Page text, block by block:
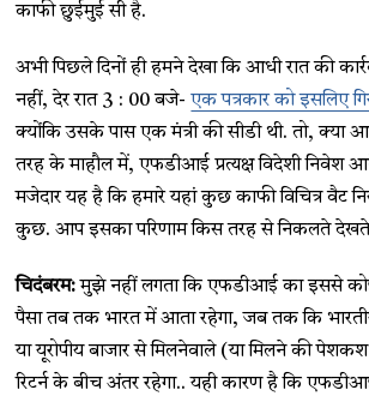
काफी छुईमुई सी है.
अभी पिछले दिनों ही हमने देखा कि आधी रात की
नहीं, देर रात 3 : 00 बजे-एक पत्रकार को इसलिए
क्योंकि उसके पास एक मंत्री की सीडी थी. तो, क्या
तरह के माहौल में, एफडीआई प्रत्यक्ष विदेशी निवेश
मजेदार यह है कि हमारे यहां कुछ काफी विचित्र वैट
कुछ. आप इसका परिणाम किस तरह से निकलते
चिदंबरम:मुझे नहीं लगता कि एफडीआई का इससे
पैसा तब तक भारत में आता रहेगा, जब तक कि
या यूरोपीय बाजार से मिलनेवाले (या मिलने की
रिटर्न के बीच अंतर रहेगा.. यही कारण है कि